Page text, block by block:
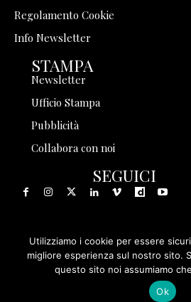
Regolamento Cookie
Info Newsletter
STAMPA
Newsletter
Ufficio Stampa
Pubblicità
Collabora con noi
SEGUICI
© 1999 - 2025 Storia in Rete Srl -
IVA
Utilizziamo i cookie per essere
migliore esperienza sul nostro sito.
questo sito noi assumiamo
Ok